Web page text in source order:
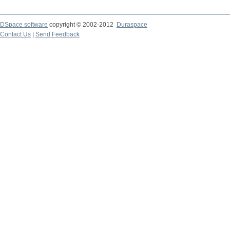
DSpace software copyright © 2002-2012
Duraspace
Contact Us
Send Feedback